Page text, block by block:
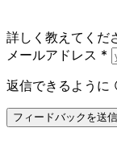
詳しく教えてくだ
メールアドレス *
返信できるように
フィードバックを送